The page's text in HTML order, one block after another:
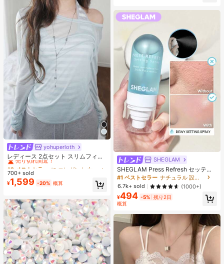
yohuperloth
レディース 2点セット スリムフィッ
ト セミシアー スパゲッティストラッ
プ ストライプ キャミソールトップ
エレガント
#2 ベストセラー
売り切れ間近！
#2 ベストセラー
売り切れ間近！
#2 ベストセラー
売り切れ間近！
#2 ベストセラー
に エレガント 女性用ツーピース衣装
700+ sold
¥1,599 -20% 概算
SHEGLAM
SHEGLAM Press Refresh セッティ
ングスプレー 女性と女の子のための
ブランドビューティーコスメメイク
アップ
#1 ベストセラー
ナチュラル 設定スプレー
6.7k+ sold
(1000+)
¥494 -5% 残り2日
概算